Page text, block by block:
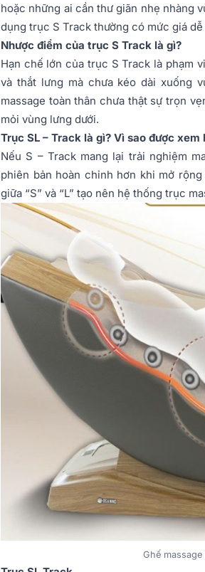
hoặc những ai cần thư giãn nhẹ nhàng
dụng trục S Track thường có mức giá
Nhược điểm của trục S Track là gì?
Hạn chế lớn của trục S Track là phạm
và thắt lưng mà chưa kéo dài xuống
massage toàn thân chưa thật sự trọn
mỏi vùng lưng dưới.
Trục SL – Track là gì? Vì sao được
Nếu S – Track mang lại trải nghiệm
phiên bản hoàn chỉnh hơn khi mở
giữa “S” và “L” tạo nên hệ thống trục
Ghế